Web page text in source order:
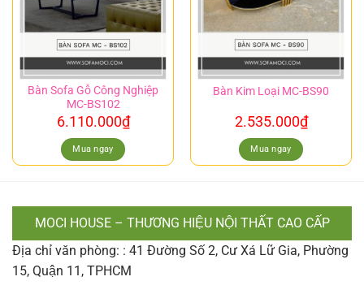
Bàn Sofa Gỗ Công Nghiệp
MC-BS102
6.110.000₫
Mua ngay
Bàn Kim Loại MC-BS90
2.535.000₫
Mua ngay
MOCI HOUSE – THƯƠNG HIỆU NỘI THẤT CAO CẤP
Địa chỉ văn phòng: : 41 Đường Số 2, Cư Xá Lữ Gia, Phường
15, Quận 11, TPHCM